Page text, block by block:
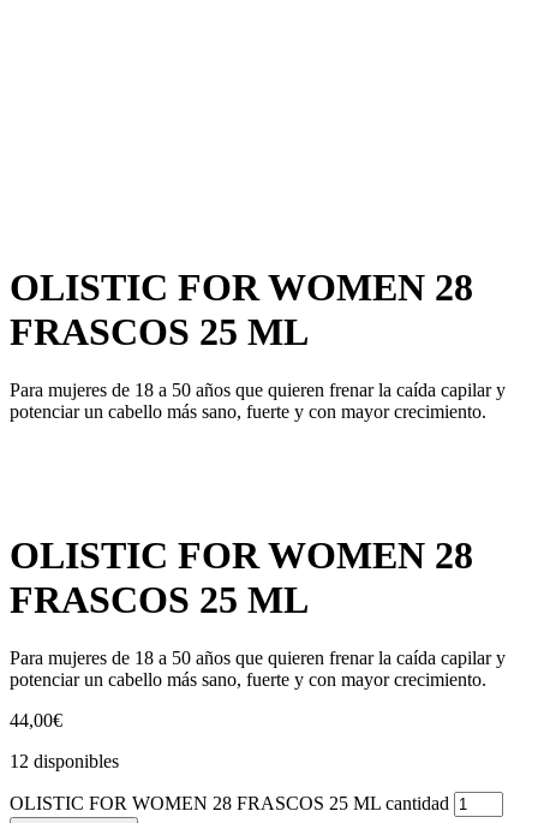
OLISTIC FOR WOMEN 28
FRASCOS 25 ML
Para mujeres de 18 a 50 años que quieren frenar la caída capilar y
potenciar un cabello más sano, fuerte y con mayor crecimiento.
OLISTIC FOR WOMEN 28
FRASCOS 25 ML
Para mujeres de 18 a 50 años que quieren frenar la caída capilar y
potenciar un cabello más sano, fuerte y con mayor crecimiento.
44,00€
12 disponibles
OLISTIC FOR WOMEN 28 FRASCOS 25 ML cantidad